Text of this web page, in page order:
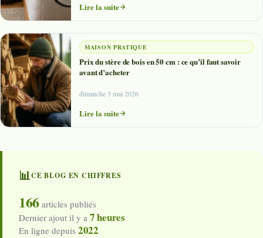
Lire la suite
MAISON PRATIQUE
Prix du stère de bois en 50 cm : ce qu’il faut savoir
avant d’acheter
dimanche 3 mai 2026
Lire la suite
📊CE BLOG EN CHIFFRES
166articles publiés
Dernier ajout il y a 7 heures
En ligne depuis 2022